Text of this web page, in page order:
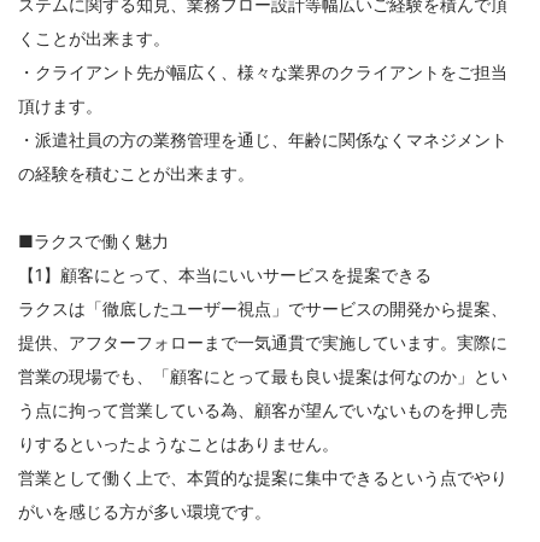
ステムに関する知見、業務フロー設計等幅広いご経験を積んで頂
くことが出来ます。
・クライアント先が幅広く、様々な業界のクライアントをご担当
頂けます。
・派遣社員の方の業務管理を通じ、年齢に関係なくマネジメント
の経験を積むことが出来ます。
■ラクスで働く魅力
【1】顧客にとって、本当にいいサービスを提案できる
ラクスは「徹底したユーザー視点」でサービスの開発から提案、
提供、アフターフォローまで一気通貫で実施しています。実際に
営業の現場でも、「顧客にとって最も良い提案は何なのか」とい
う点に拘って営業している為、顧客が望んでいないものを押し売
りするといったようなことはありません。
営業として働く上で、本質的な提案に集中できるという点でやり
がいを感じる方が多い環境です。